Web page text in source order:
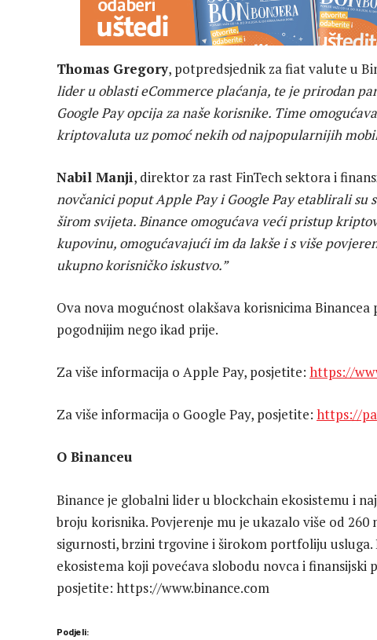
Thomas Gregory, potpredsjednik za fiat valute u
lider u oblasti eCommerce plaćanja, te je prirodan
Google Pay opcija za naše korisnike. Time
kriptovaluta uz pomoć nekih od najpopularnijih
Nabil Manji, direktor za rast FinTech sektora i
novčanici poput Apple Pay i Google Pay etablirali
širom svijeta. Binance omogućava veći pristup
kupovinu, omogućavajući im da lakše i s više
ukupno korisničko iskustvo.”
Ova nova mogućnost olakšava korisnicima
pogodnijim nego ikad prije.
Za više informacija o Apple Pay, posjetite: https://
Za više informacija o Google Pay, posjetite: https://
O Binanceu
Binance je globalni lider u blockchain ekosistemu i
broju korisnika. Povjerenje mu je ukazalo više od
sigurnosti, brzini trgovine i širokom portfoliju
ekosistema koji povećava slobodu novca i
posjetite: https://www.binance.com
Podjeli: